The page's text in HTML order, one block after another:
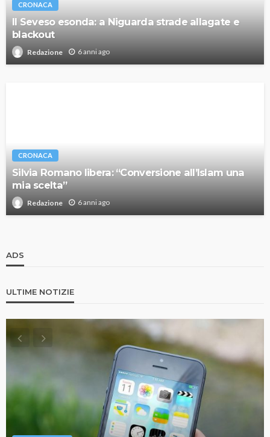
CRONACA
Il Seveso esonda: a Niguarda strade allagate e
blackout
Redazione 6 anni ago
CRONACA
Silvia Romano libera: “Conversione all’Islam una
mia scelta”
Redazione 6 anni ago
ADS
ULTIME NOTIZIE